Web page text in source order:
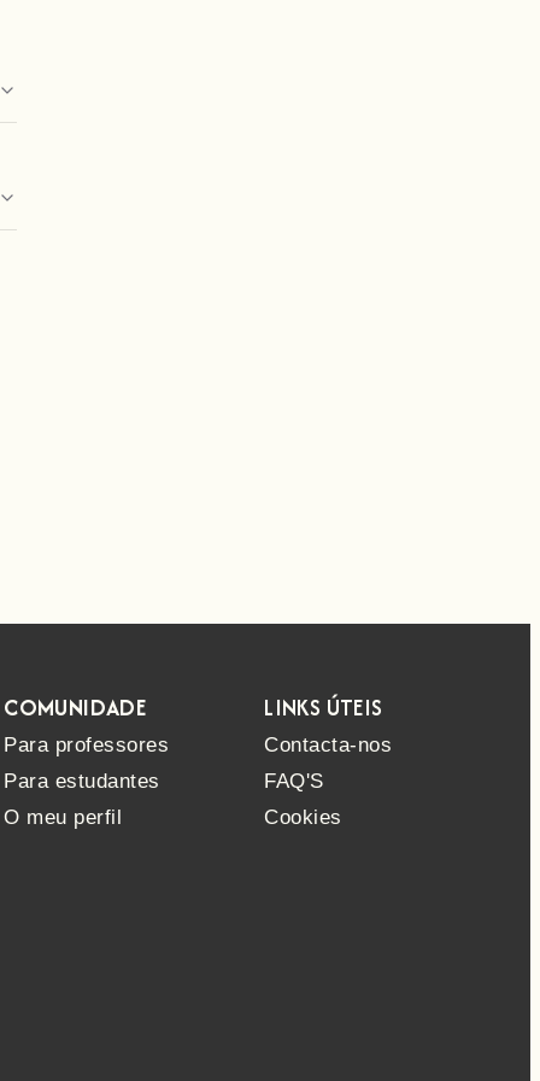
COMUNIDADE
Para professores
Para estudantes
O meu perfil
LINKS ÚTEIS
Contacta-nos
FAQ'S
Cookies